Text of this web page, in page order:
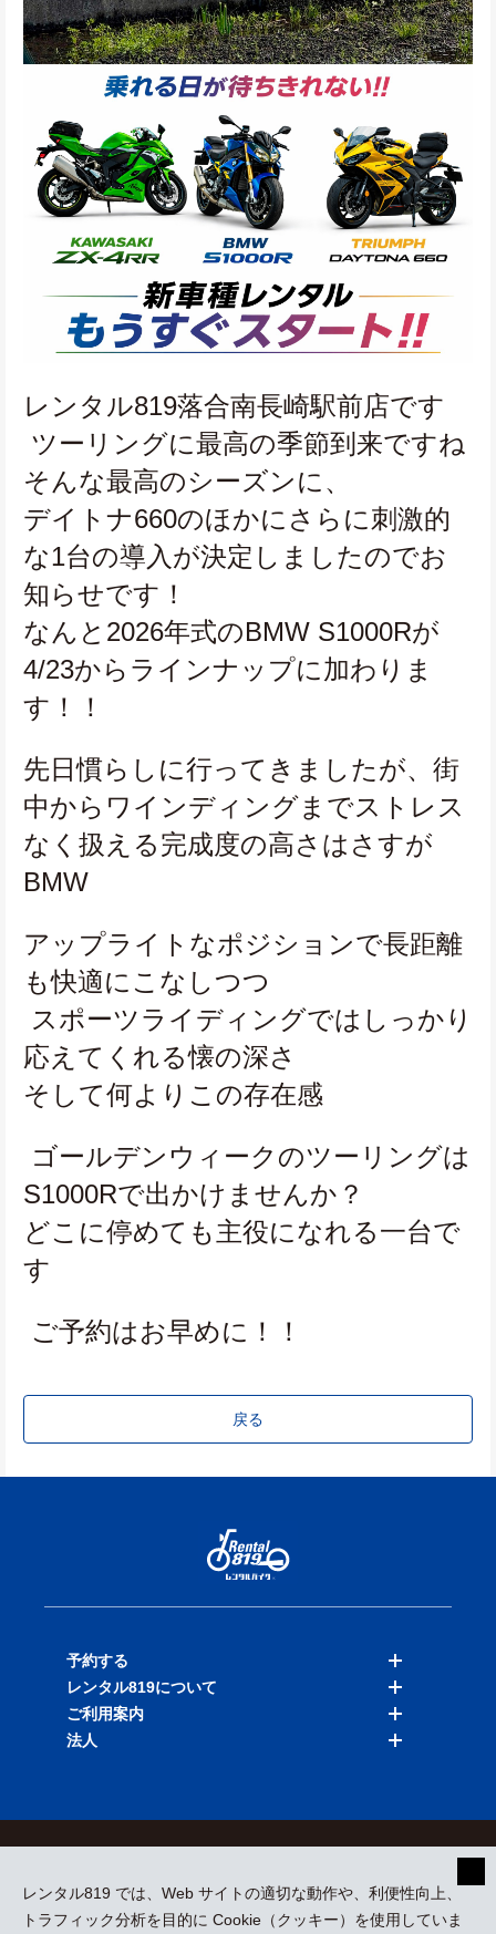
レンタル819落合南長崎駅前店です
ツーリングに最高の季節到来ですね
そんな最高のシーズンに、
デイトナ660のほかにさらに刺激的
な1台の導入が決定しましたのでお
知らせです！
なんと2026年式のBMW S1000Rが
4/23からラインナップに加わりま
す！！
先日慣らしに行ってきましたが、街
中からワインディングまでストレス
なく扱える完成度の高さはさすが
BMW
アップライトなポジションで長距離
も快適にこなしつつ
応えてくれる懐の深さ
そして何よりこの存在感
S1000Rで出かけませんか？
どこに停めても主役になれる一台で
す
ご予約はお早めに！！
戻る
レンタル819 では、Web サイトの適切な動作や、利便性向上、
トラフィック分析を目的に Cookie（クッキー）を使用していま
予約する
バイクを探す
店舗を探す
レンタル819について
料金表
ご利用案内
法人
採用情報
プレスリリース